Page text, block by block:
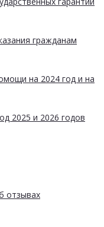
гражданам
на 2024 год и на
2025 и 2026 годов
отзывах